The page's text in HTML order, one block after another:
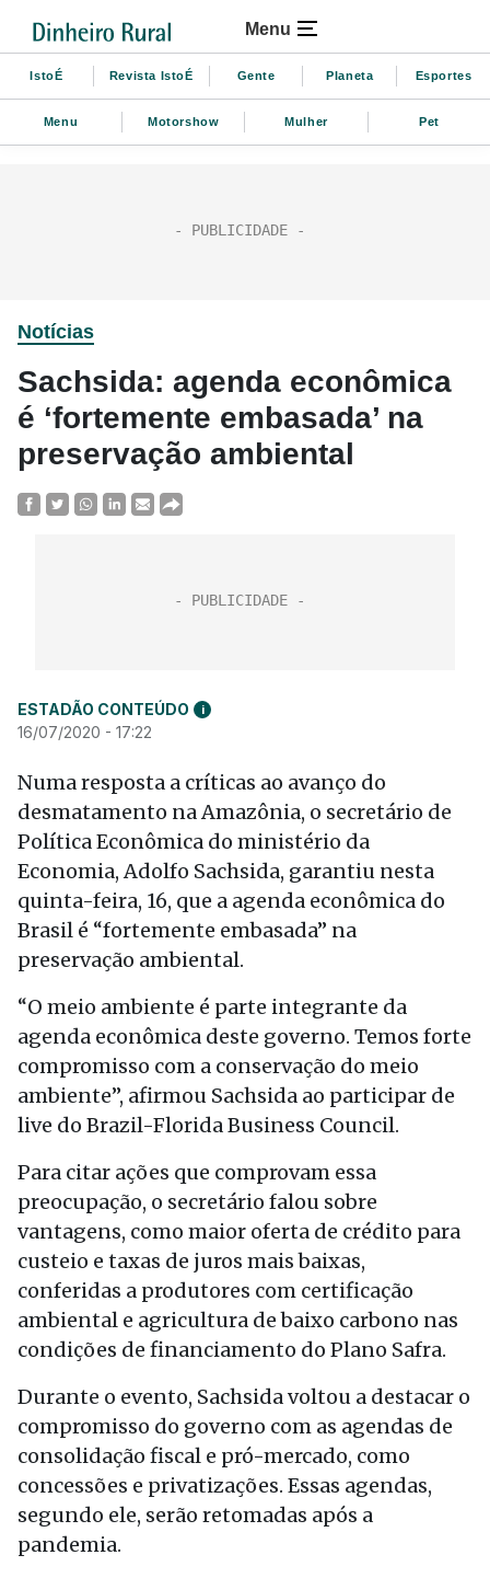
Menu
IstoÉ Revista IstoÉ Gente Planeta Esportes
Menu Motorshow Mulher Pet
Notícias
Sachsida: agenda econômica
é ‘fortemente embasada’ na
preservação ambiental
ESTADÃO CONTEÚDO i
16/07/2020 - 17:22
Numa resposta a críticas ao avanço do
desmatamento na Amazônia, o secretário de
Política Econômica do ministério da
Economia, Adolfo Sachsida, garantiu nesta
quinta-feira, 16, que a agenda econômica do
Brasil é “fortemente embasada” na
preservação ambiental.
“O meio ambiente é parte integrante da
agenda econômica deste governo. Temos forte
compromisso com a conservação do meio
ambiente”, afirmou Sachsida ao participar de
live do Brazil-Florida Business Council.
Para citar ações que comprovam essa
preocupação, o secretário falou sobre
vantagens, como maior oferta de crédito para
custeio e taxas de juros mais baixas,
conferidas a produtores com certificação
ambiental e agricultura de baixo carbono nas
condições de financiamento do Plano Safra.
Durante o evento, Sachsida voltou a destacar o
compromisso do governo com as agendas de
consolidação fiscal e pró-mercado, como
concessões e privatizações. Essas agendas,
segundo ele, serão retomadas após a
pandemia.